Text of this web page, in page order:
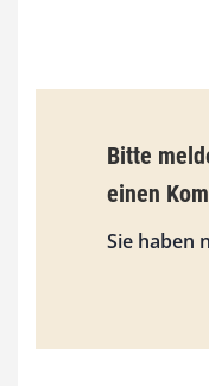
Bitte
einen
Sie haben